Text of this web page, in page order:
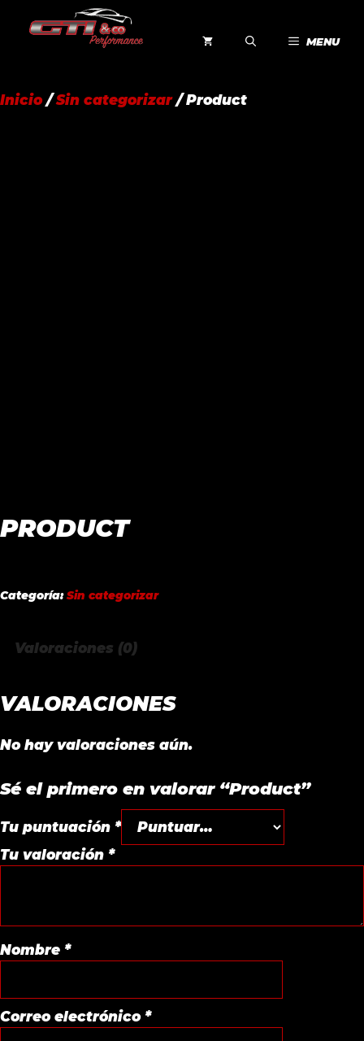
MENU
Inicio/Sin categorizar/ Product
PRODUCT
Categoría:Sin categorizar
Valoraciones (0)
VALORACIONES
No hay valoraciones aún.
Sé el primero en valorar “Product”
Tu puntuación *
Tu valoración *
Nombre *
Correo electrónico *